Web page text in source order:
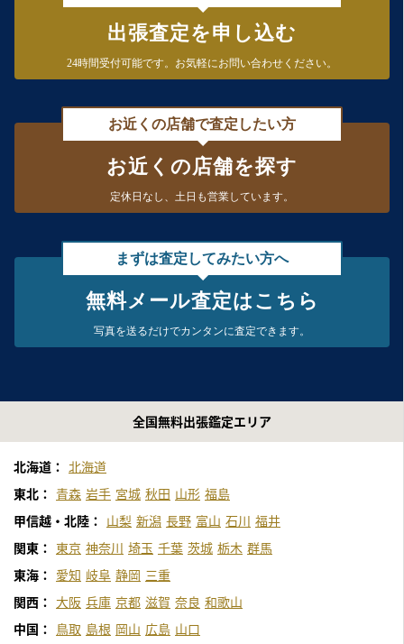
出張査定を申し込む
24時間受付可能です。 お気軽にお問い合わせください。
お近くの店舗で査定したい方
お近くの店舗を探す
定休日なし、 土日も営業しています。
まずは査定してみたい方へ
無料メール査定はこちら
写真を送るだけでカンタンに査定できます。
全国無料出張鑑定エリア
北海道： 北海道
東北： 青森 岩手 宮城 秋田 山形 福島
甲信越・北陸：
山梨 新潟 長野 富山 石川 福井
関東：
東京 神奈川 埼玉 千葉 茨城 栃木 群馬
東海：
愛知 岐阜 静岡 三重
関西： 大阪 兵庫 京都 滋賀 奈良 和歌山
中国：
鳥取 島根 岡山 広島 山口